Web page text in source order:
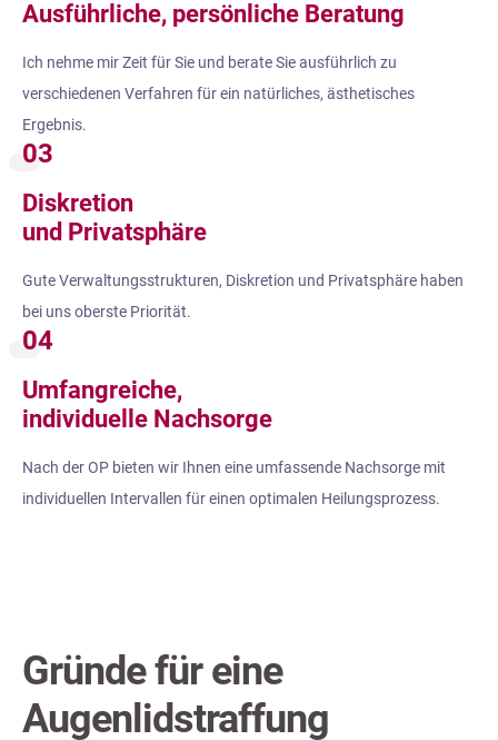
Ausführliche, persönliche Beratung
Ich nehme mir Zeit für Sie und berate Sie ausführlich zu
verschiedenen Verfahren für ein natürliches, ästhetisches
Ergebnis.
03
Diskretion
und Privatsphäre
Gute Verwaltungsstrukturen, Diskretion und Privatsphäre haben
bei uns oberste Priorität.
04
Umfangreiche,
individuelle Nachsorge
Nach der OP bieten wir Ihnen eine umfassende Nachsorge mit
individuellen Intervallen für einen optimalen Heilungsprozess.
Gründe für eine
Augenlidstraffung